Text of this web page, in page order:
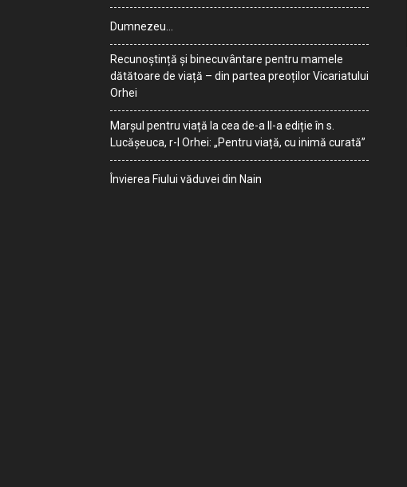
Dumnezeu…
Recunoștință și binecuvântare pentru mamele
dătătoare de viață – din partea preoților Vicariatului
Orhei
Marșul pentru viață la cea de-a II-a ediție în s.
Lucășeuca, r-l Orhei: „Pentru viață, cu inimă curată”
Învierea Fiului văduvei din Nain